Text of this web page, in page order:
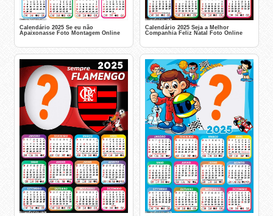
Calendário 2025 Se eu não
Apaixonasse Foto Montagem Online
Calendário 2025 Seja a Melhor
Companhia Feliz Natal Foto Online